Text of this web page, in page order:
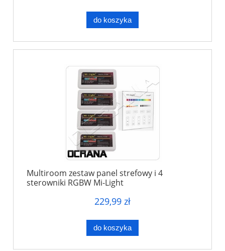
do koszyka
Multiroom zestaw panel strefowy i 4
sterowniki RGBW Mi-Light
229,99 zł
do koszyka